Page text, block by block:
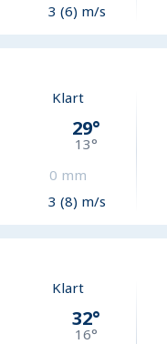
3 (6) m/s
Klart
29°
13°
0 mm
3 (8) m/s
Klart
32°
16°